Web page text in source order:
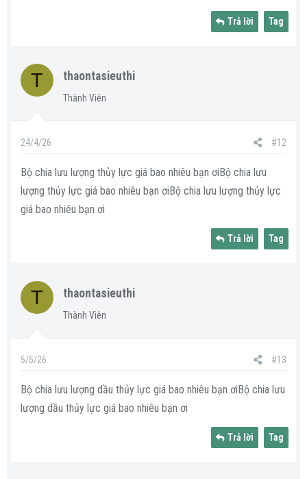
Trả lời Tag
T thaontasieuthi
Thành Viên
24/4/26 #12
Bộ chia lưu lượng thủy lực giá bao nhiêu bạn ơiBộ chia lưu
lượng thủy lực giá bao nhiêu bạn ơiBộ chia lưu lượng thủy lực
giá bao nhiêu bạn ơi
Trả lời Tag
T thaontasieuthi
Thành Viên
5/5/26 #13
Bộ chia lưu lượng dầu thủy lực giá bao nhiêu bạn ơiBộ chia lưu
lượng dầu thủy lực giá bao nhiêu bạn ơi
Trả lời Tag